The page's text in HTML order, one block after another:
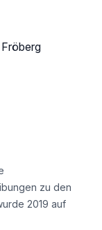
zu den
2019 auf